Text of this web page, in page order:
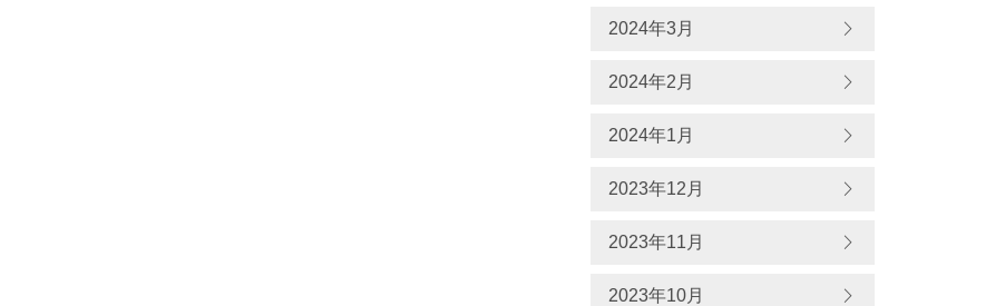
2024年3月
2024年2月
2024年1月
2023年12月
2023年11月
2023年10月